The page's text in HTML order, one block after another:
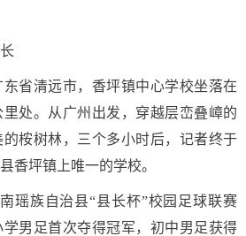
省清远市，香坪镇中心学校坐落在
处。从广州出发，穿越层峦叠嶂的
桉树林，三个多小时后，记者终于
香坪镇上唯一的学校。
瑶族自治县“县长杯”校园足球联赛
男足首次夺得冠军，初中男足获得